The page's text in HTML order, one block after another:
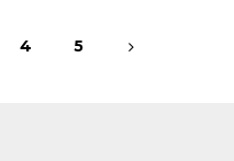
4 5